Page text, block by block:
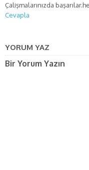
Çalişmalarınızda
Cevapla
YORUM YAZ
Bir Yorum Yazın